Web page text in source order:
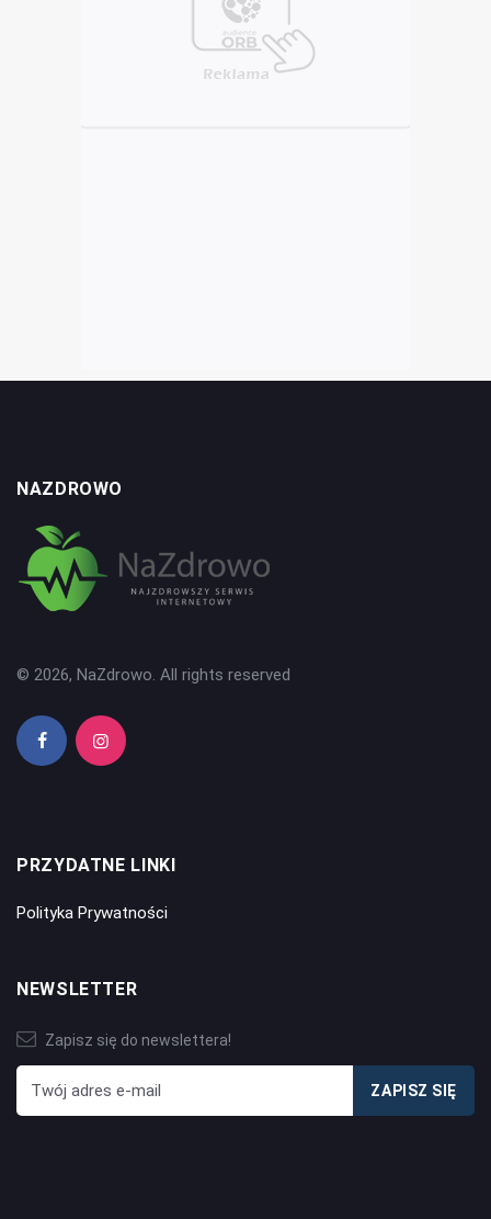
NAZDROWO
© 2026, NaZdrowo. All rights reserved
PRZYDATNE LINKI
Polityka Prywatności
NEWSLETTER
Zapisz się do newslettera!